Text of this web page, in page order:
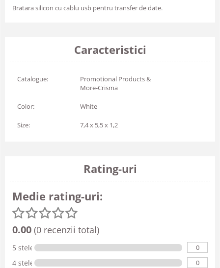
Bratara silicon cu cablu usb pentru transfer de date.
Caracteristici
Catalogue:
Promotional Products &
More-Crisma
Color: White
Size: 7,4 x 5,5 x 1,2
Rating-uri
Medie rating-uri:
0.00 (0 recenzii total)
5 stele 0
4 stele 0